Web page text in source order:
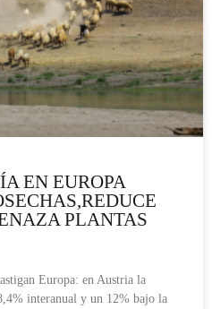
EN EUROPA
PLANTAS
Europa: en Austria la
interanual y un 12% bajo la